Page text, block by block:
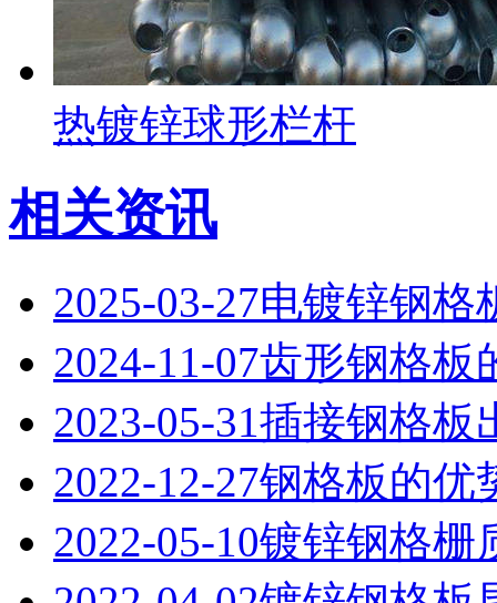
热镀锌球形栏杆
相关资讯
2025-03-27电镀锌钢格
2024-11-07齿形钢格板
2023-05-31插接钢格板
2022-12-27钢格板的优
2022-05-10镀锌钢格栅